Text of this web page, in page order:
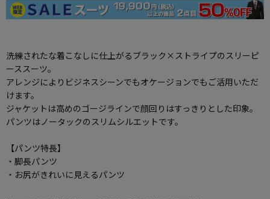
洗練されたな着こなしに仕上がるブラック×ストライプのスリーピ
ーススーツ。
アレンジによりビジネスシーンでもオケージョンでもご活用いただ
けます。
ジャケットは高めのゴージラインで顔回りはすっきりとした印象。
パンツはノータックのスリムシルエットです。
【パンツ特長】
・脚長パンツ
・お尻がきれいに見えるパンツ